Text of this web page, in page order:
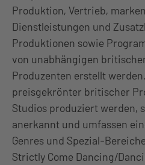
Produktion, Vertrieb,
Dienstleistungen und
Produktionen sowie
von unabhängigen
Produzenten erstellt
preisgekrönter britischer
Studios produziert werden,
anerkannt und umfassen
Genres und Spezial-
Strictly Come Dancing/